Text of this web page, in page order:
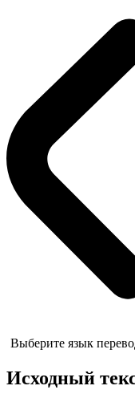
Выберите язык
Исходный